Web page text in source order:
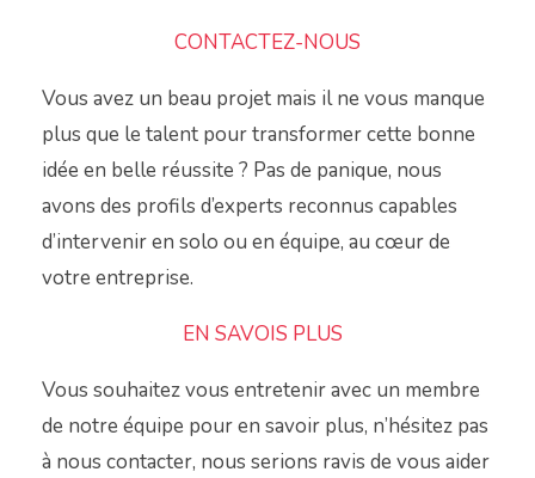
CONTACTEZ-NOUS
Vous avez un beau projet mais il ne vous manque
plus que le talent pour transformer cette bonne
idée en belle réussite ? Pas de panique, nous
avons des profils d’experts reconnus capables
d’intervenir en solo ou en équipe, au cœur de
votre entreprise.
EN SAVOIS PLUS
Vous souhaitez vous entretenir avec un membre
de notre équipe pour en savoir plus, n’hésitez pas
à nous contacter, nous serions ravis de vous aider